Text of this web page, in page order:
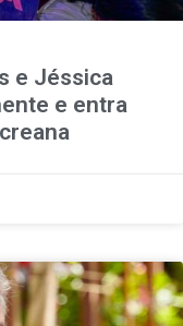
e Jéssica
e entra